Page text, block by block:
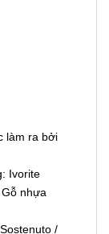
làm ra bởi
Ivorite
nhựa
/